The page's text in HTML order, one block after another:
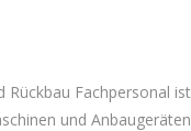
Rückbau Fachpersonal
und